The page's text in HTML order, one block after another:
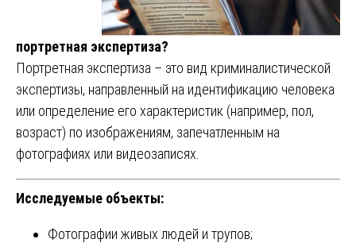
портретная экспертиза?
Портретная экспертиза – это вид криминалистической
экспертизы, направленный на идентификацию человека
или определение его характеристик (например, пол,
возраст) по изображениям, запечатленным на
фотографиях или видеозаписях.
Исследуемые объекты:
Фотографии живых людей и трупов;